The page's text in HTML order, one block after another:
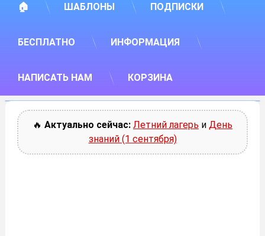
🏠 ШАБЛОНЫ ПОДПИСКИ
БЕСПЛАТНО ИНФОРМАЦИЯ
НАПИСАТЬ НАМ КОРЗИНА
🔥 Актуально сейчас: Летний лагерь и День
знаний (1 сентября)